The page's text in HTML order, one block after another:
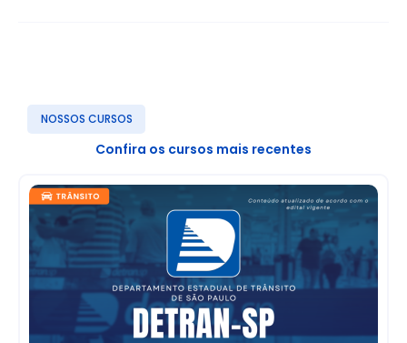
NOSSOS CURSOS
Confira os cursos mais recentes